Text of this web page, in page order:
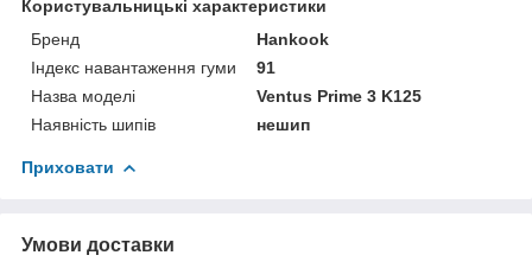
Користувальницькі характеристики
Бренд
Hankook
Індекс навантаження гуми
91
Назва моделі
Ventus Prime 3 K125
Наявність шипів
нешип
Приховати
Умови доставки